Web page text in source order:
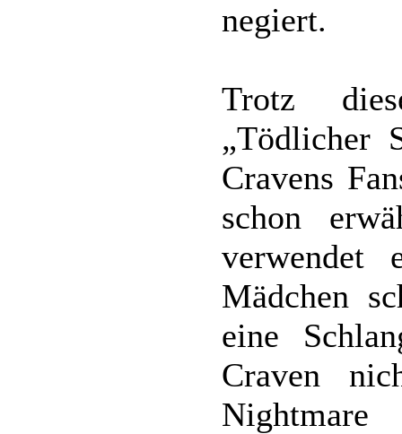
negiert.
Trotz
„Tödlicher
Cravens
schon
Mädchen
eine
Craven